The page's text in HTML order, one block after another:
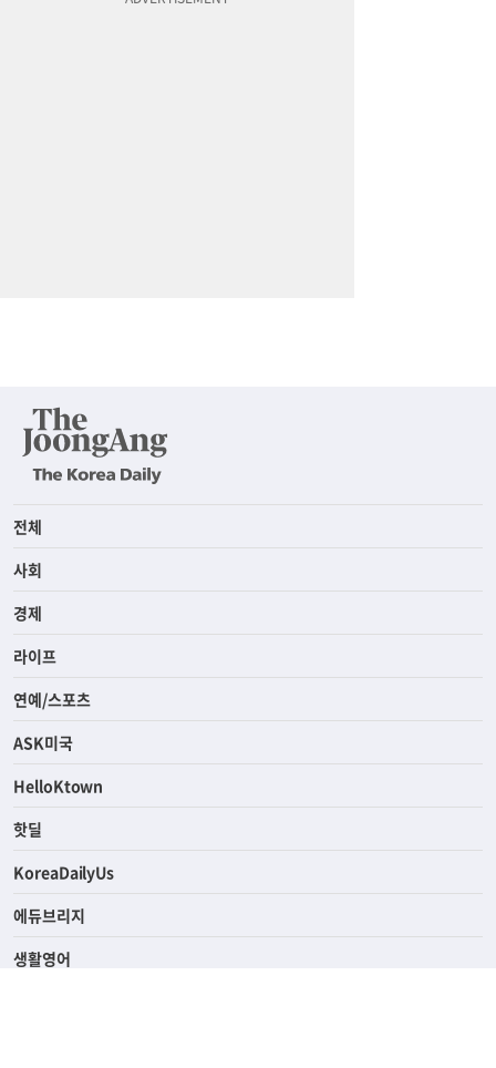
전체
사회
경제
라이프
연예/스포츠
ASK미국
HelloKtown
핫딜
KoreaDailyUs
에듀브리지
생활영어